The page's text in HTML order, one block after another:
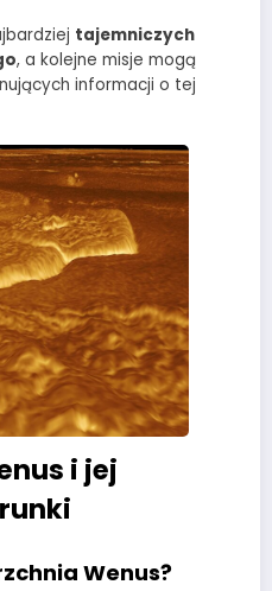
tajemniczych
, a kolejne misje mogą
informacji o tej
i jej
Wenus?